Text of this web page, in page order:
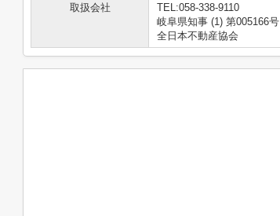
取扱会社
TEL:058-338-9110
岐阜県知事 (1) 第005166号
全日本不動産協会